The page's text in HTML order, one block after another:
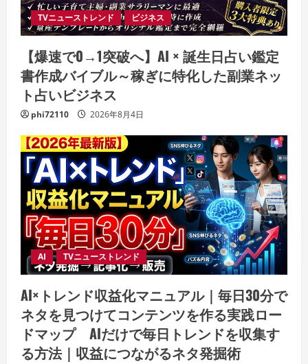
TVニューストレンド ビジネス
【爆速で0→1突破へ】AI × 誕生日占い鑑定
書作成バイブル～稼ぎに特化した副業ネッ
ト占いビジネス
phi72110 2026年8月4日
AI TVニューストレンド
AI×トレンド収益化マニュアル｜毎日30分で
ネタを見つけてコンテンツを作る実践ロー
ドマップ AIだけで毎日トレンドを収集す
る方法｜収益につながるネタ発掘術